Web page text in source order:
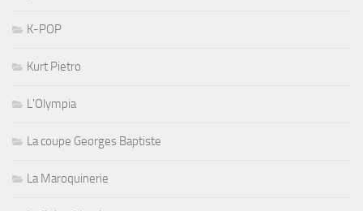
K-POP
Kurt Pietro
L'Olympia
La coupe Georges Baptiste
La Maroquinerie